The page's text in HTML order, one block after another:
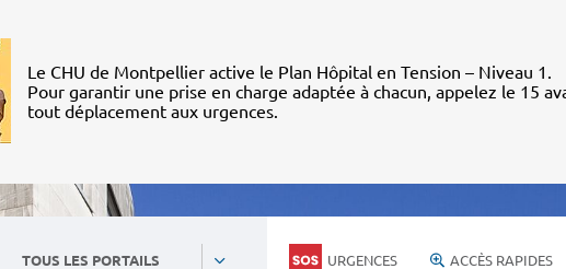
Le CHU de Montpellier active le Plan Hôpital en Tension – Niveau 1.
Pour garantir une prise en charge adaptée à chacun, appelez le 15
tout déplacement aux urgences.
TOUS LES PORTAILS URGENCES ACCÈS RAPIDES